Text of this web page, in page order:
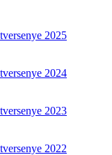
2025
2024
2023
2022